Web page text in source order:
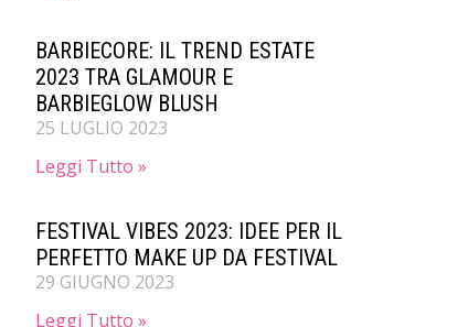
BARBIECORE: IL TREND ESTATE
2023 TRA GLAMOUR E
BARBIEGLOW BLUSH
25 LUGLIO 2023
Leggi Tutto »
FESTIVAL VIBES 2023: IDEE PER IL
PERFETTO MAKE UP DA FESTIVAL
29 GIUGNO 2023
Leggi Tutto »